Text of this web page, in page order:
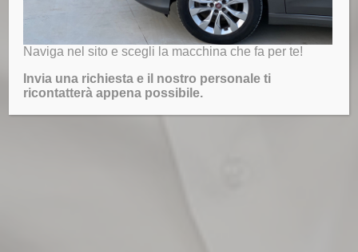
Naviga nel sito e scegli la macchina che fa per te!
Invia una richiesta e il nostro personale ti
ricontatterà appena possibile.